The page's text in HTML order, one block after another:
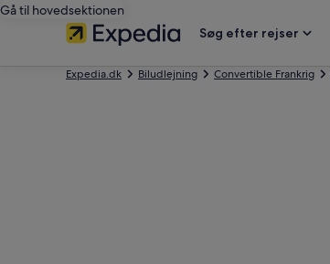
Gå til hovedsektionen
Søg efter rejser
Expedia.dk Biludlejning Convertible Frankrig